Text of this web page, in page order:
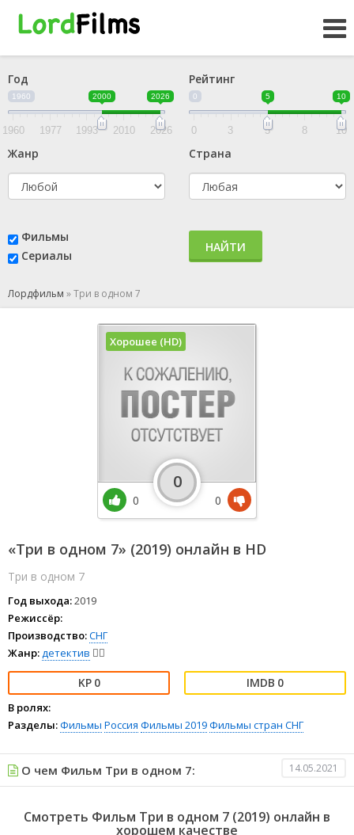
Год
1960 2000 2026
1960 1977 1993 2010 2026
Рейтинг
0 5 10
0 3 5 8 10
Жанр Страна
Фильмы
Сериалы
НАЙТИ
Лордфильм »Три в одном 7
«Три в одном 7» (2019) онлайн в HD
Три в одном 7
Год выхода:2019
Режиссёр:
Производство:СНГ
Жанр:детектив 🕵️‍♂️
0 0
В ролях:
Разделы:Фильмы Россия Фильмы 2019Фильмы стран СНГ
Хорошее (HD)
0
0
0
О чем Фильм Три в одном 7: 14.05.2021
Смотреть Фильм Три в одном 7 (2019) онлайн в
хорошем качестве